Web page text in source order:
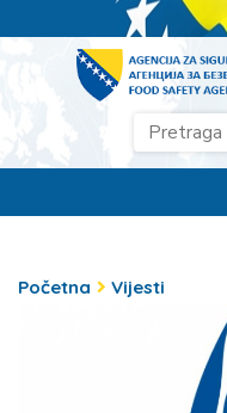
Početna Vijesti